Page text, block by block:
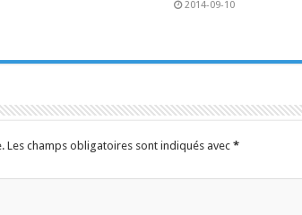
2014-09-10
Les champs obligatoires sont indiqués avec *